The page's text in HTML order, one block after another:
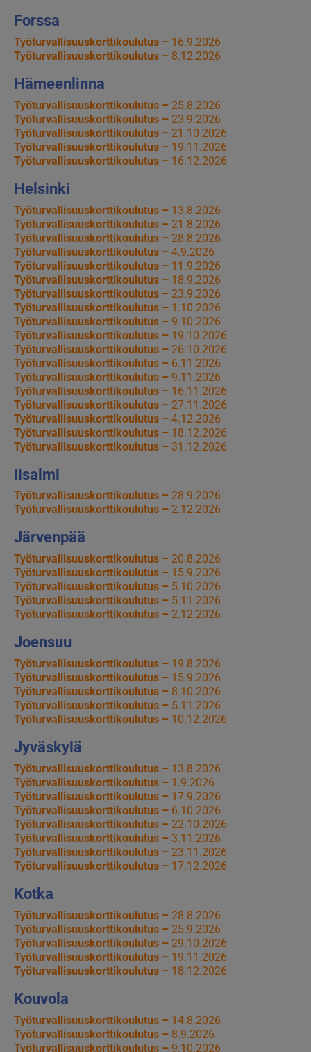
Forssa
Työturvallisuuskorttikoulutus – 16.9.2026
Työturvallisuuskorttikoulutus – 8.12.2026
Hämeenlinna
Työturvallisuuskorttikoulutus – 25.8.2026
Työturvallisuuskorttikoulutus – 23.9.2026
Työturvallisuuskorttikoulutus – 21.10.2026
Työturvallisuuskorttikoulutus – 19.11.2026
Työturvallisuuskorttikoulutus – 16.12.2026
Helsinki
Työturvallisuuskorttikoulutus – 13.8.2026
Työturvallisuuskorttikoulutus – 21.8.2026
Työturvallisuuskorttikoulutus – 28.8.2026
Työturvallisuuskorttikoulutus – 4.9.2026
Työturvallisuuskorttikoulutus – 11.9.2026
Työturvallisuuskorttikoulutus – 18.9.2026
Työturvallisuuskorttikoulutus – 23.9.2026
Työturvallisuuskorttikoulutus – 1.10.2026
Työturvallisuuskorttikoulutus – 9.10.2026
Työturvallisuuskorttikoulutus – 19.10.2026
Työturvallisuuskorttikoulutus – 26.10.2026
Työturvallisuuskorttikoulutus – 6.11.2026
Työturvallisuuskorttikoulutus – 9.11.2026
Työturvallisuuskorttikoulutus – 16.11.2026
Työturvallisuuskorttikoulutus – 27.11.2026
Työturvallisuuskorttikoulutus – 4.12.2026
Työturvallisuuskorttikoulutus – 18.12.2026
Työturvallisuuskorttikoulutus – 31.12.2026
Iisalmi
Työturvallisuuskorttikoulutus – 28.9.2026
Työturvallisuuskorttikoulutus – 2.12.2026
Järvenpää
Työturvallisuuskorttikoulutus – 20.8.2026
Työturvallisuuskorttikoulutus – 15.9.2026
Työturvallisuuskorttikoulutus – 5.10.2026
Työturvallisuuskorttikoulutus – 5.11.2026
Työturvallisuuskorttikoulutus – 2.12.2026
Joensuu
Työturvallisuuskorttikoulutus – 19.8.2026
Työturvallisuuskorttikoulutus – 15.9.2026
Työturvallisuuskorttikoulutus – 8.10.2026
Työturvallisuuskorttikoulutus – 5.11.2026
Työturvallisuuskorttikoulutus – 10.12.2026
Jyväskylä
Työturvallisuuskorttikoulutus – 13.8.2026
Työturvallisuuskorttikoulutus – 1.9.2026
Työturvallisuuskorttikoulutus – 17.9.2026
Työturvallisuuskorttikoulutus – 6.10.2026
Työturvallisuuskorttikoulutus – 22.10.2026
Työturvallisuuskorttikoulutus – 3.11.2026
Työturvallisuuskorttikoulutus – 23.11.2026
Työturvallisuuskorttikoulutus – 17.12.2026
Kotka
Työturvallisuuskorttikoulutus – 28.8.2026
Työturvallisuuskorttikoulutus – 25.9.2026
Työturvallisuuskorttikoulutus – 29.10.2026
Työturvallisuuskorttikoulutus – 19.11.2026
Työturvallisuuskorttikoulutus – 18.12.2026
Kouvola
Työturvallisuuskorttikoulutus – 14.8.2026
Työturvallisuuskorttikoulutus – 8.9.2026
Työturvallisuuskorttikoulutus – 9.10.2026